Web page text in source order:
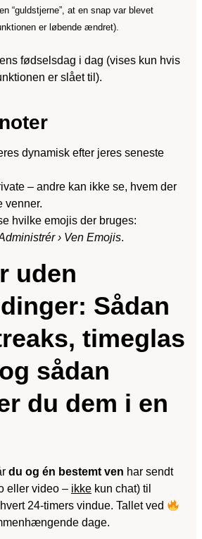
“guldstjerne”, at en snap var blevet
er løbende ændret).
fødselsdag i dag (vises kun hvis
er slået til).
dynamisk efter jeres seneste
– andre kan ikke se, hvem der
venner.
hvilke emojis der bruges:
› Ven Emojis.
uden
Sådan
timeglas
sådan
du dem i en
du og én bestemt ven har sendt
eller video – ikke kun chat) til
24-timers vindue. Tallet ved
dage.